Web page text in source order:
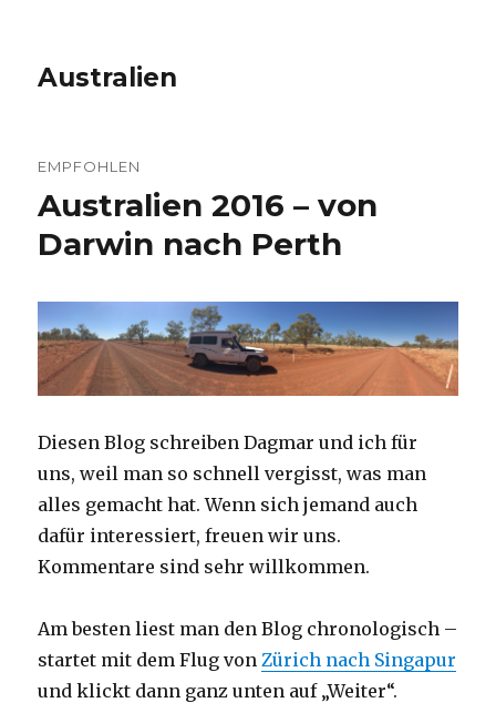
Australien
EMPFOHLEN
Australien 2016 – von
Darwin nach Perth
Diesen Blog schreiben Dagmar und ich für
uns, weil man so schnell vergisst, was man
alles gemacht hat. Wenn sich jemand auch
dafür interessiert, freuen wir uns.
Kommentare sind sehr willkommen.
Am besten liest man den Blog chronologisch –
startet mit dem Flug vonZürich nach Singapur
und klickt dann ganz unten auf „Weiter“.